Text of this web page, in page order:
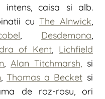
intens, caisa si alb.
cu The Alnwick,
, Desdemona,
of Kent, Lichfield
, Alan Titchmarsh, si
, Thomas a Becket si
de roz-rosu, ori